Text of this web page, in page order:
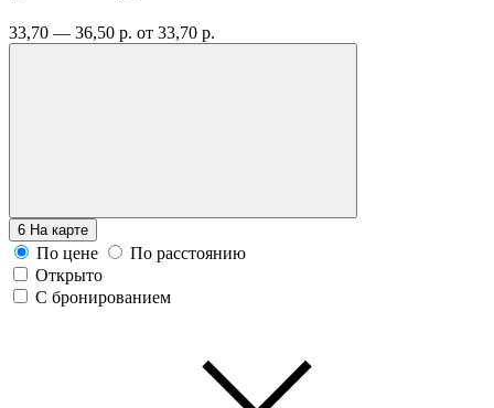
33,70 — 36,50 р. от 33,70 р.
6 На карте
По цене
По расстоянию
Открыто
С бронированием